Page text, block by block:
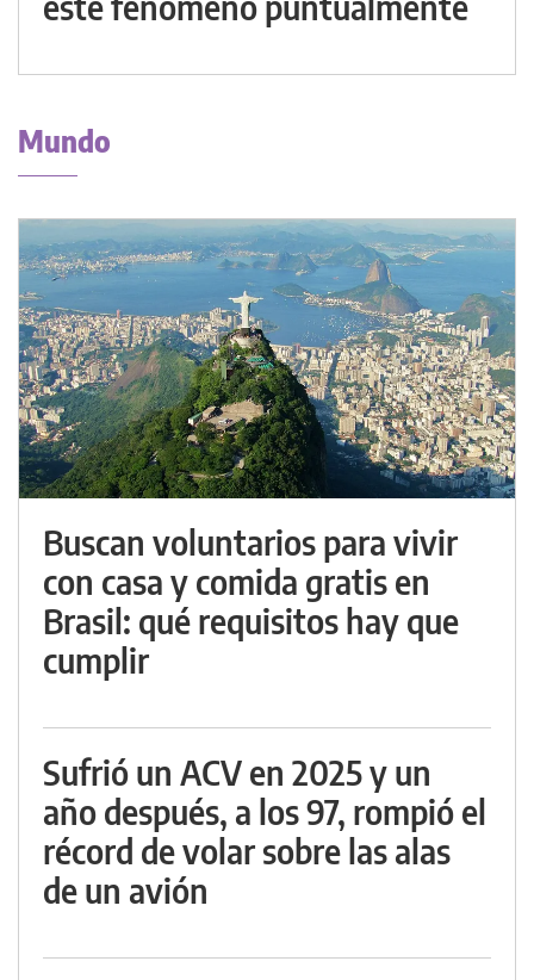
Mundo
Buscan voluntarios para vivir
con casa y comida gratis en
Brasil: qué requisitos hay que
cumplir
Sufrió un ACV en 2025 y un
año después, a los 97, rompió el
récord de volar sobre las alas
de un avión